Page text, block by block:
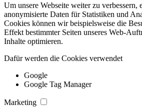
Um unsere Webseite weiter zu verbessern,
anonymisierte Daten für Statistiken und
Cookies können wir beispielsweise die
Effekt bestimmter Seiten unseres Web-
Inhalte optimieren.
Dafür werden die Cookies verwendet
Google
Google Tag Manager
Marketing